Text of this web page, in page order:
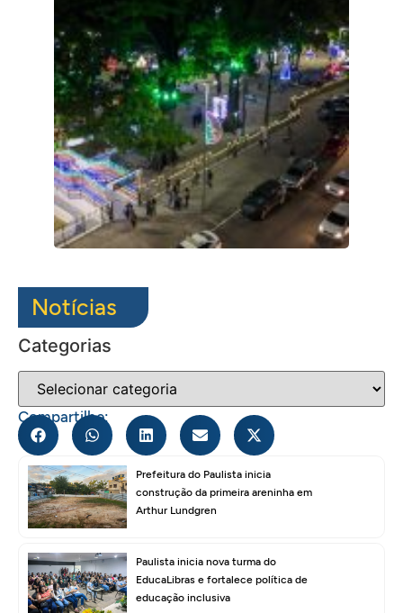
Notícias
Categorias
Compartilhe:
Prefeitura do Paulista inicia
construção da primeira areninha em
Arthur Lundgren
Paulista inicia nova turma do
EducaLibras e fortalece política de
educação inclusiva